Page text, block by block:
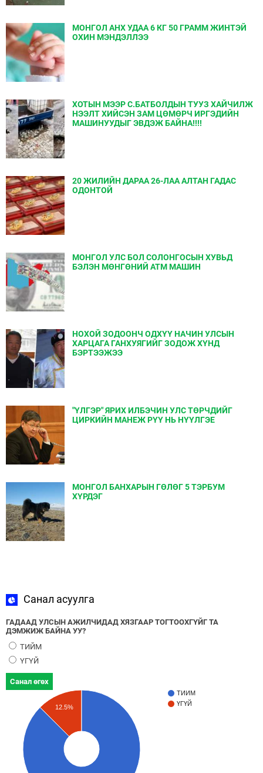
МОНГОЛ АНХ УДАА 6 КГ 50 ГРАММ ЖИНТЭЙ
ОХИН МЭНДЭЛЛЭЭ
ХОТЫН МЭЭР С.БАТБОЛДЫН ТУУЗ ХАЙЧИЛЖ
НЭЭЛТ ХИЙСЭН ЗАМ ЦӨМӨРЧ ИРГЭДИЙН
МАШИНУУДЫГ ЭВДЭЖ БАЙНА!!!!
20 ЖИЛИЙН ДАРАА 26-ЛАА АЛТАН ГАДАС
ОДОНТОЙ
МОНГОЛ УЛС БОЛ СОЛОНГОСЫН ХУВЬД
БЭЛЭН МӨНГӨНИЙ АТМ МАШИН
НОХОЙ ЗОДООНЧ ОДХҮҮ НАЧИН УЛСЫН
ХАРЦАГА ГАНХУЯГИЙГ ЗОДОЖ ХҮНД
БЭРТЭЭЖЭЭ
"ҮЛГЭР" ЯРИХ ИЛБЭЧИН УЛС ТӨРЧДИЙГ
ЦИРКИЙН МАНЕЖ РҮҮ НЬ НҮҮЛГЭЕ
МОНГОЛ БАНХАРЫН ГӨЛӨГ 5 ТЭРБУМ
ХҮРДЭГ
Санал асуулга
ГАДААД УЛСЫН АЖИЛЧИДАД ХЯЗГААР ТОГТООХГҮЙГ ТА
ДЭМЖИЖ БАЙНА УУ?
ТИЙМ
ҮГҮЙ
Санал өгөх
ТИЙМ
ҮГҮЙ
12.5%